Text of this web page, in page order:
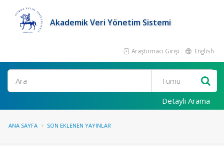
Akademik Veri Yönetim Sistemi
Araştırmacı Girişi English
Ara
Detaylı Arama
ANA SAYFA SON EKLENEN YAYINLAR